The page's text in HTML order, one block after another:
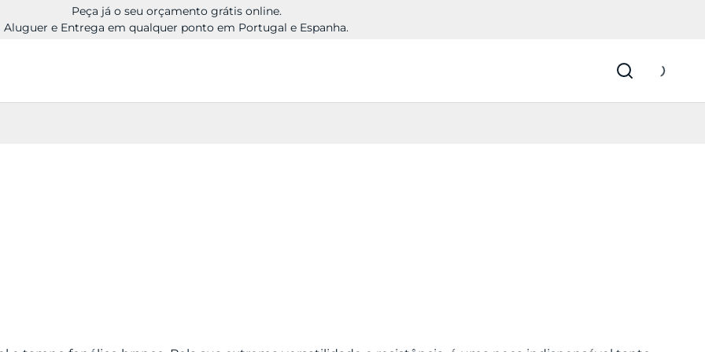
Peça já o seu orçamento grátis online.
Aluguer e Entrega em qualquer ponto em Portugal e Espanha.